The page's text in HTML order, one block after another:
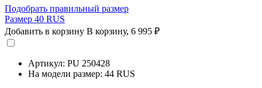
Подобрать правильный размер
Размер 40 RUS
Добавить в корзину В корзину, 6 995 ₽
Артикул: PU 250428
На модели размер: 44 RUS